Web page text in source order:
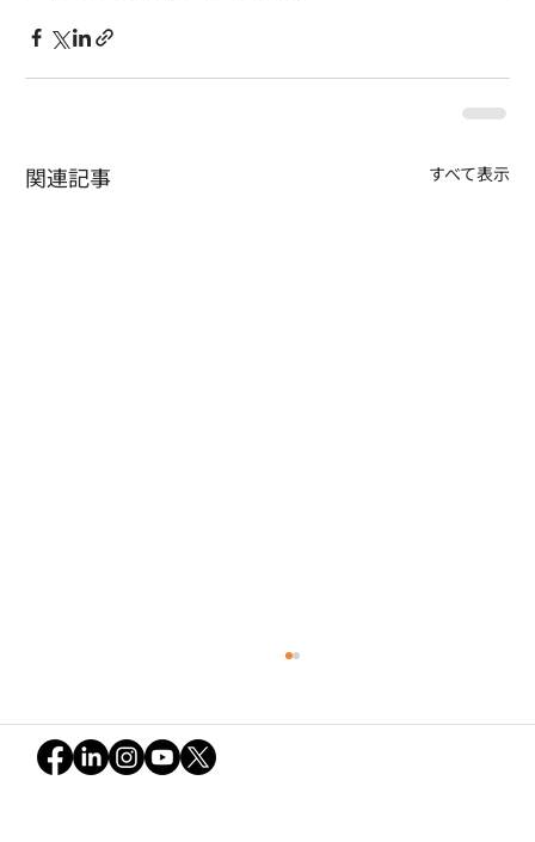
関連記事 すべて表示